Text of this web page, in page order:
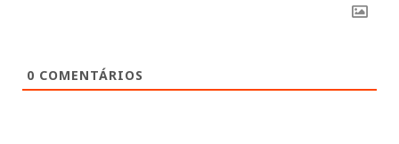
0 COMENTÁRIOS